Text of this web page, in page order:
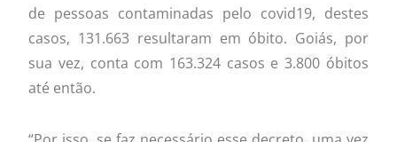
de pessoas contaminadas pelo covid19, destes
casos, 131.663 resultaram em óbito. Goiás, por
sua vez, conta com 163.324 casos e 3.800 óbitos
até então.